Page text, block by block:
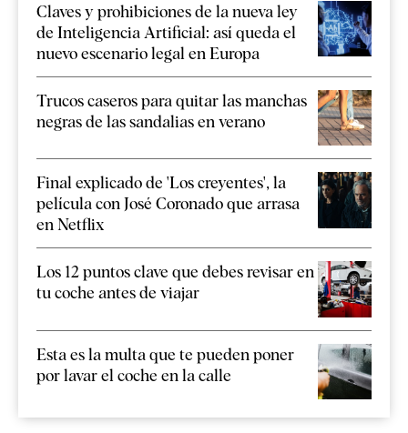
Claves y prohibiciones de la nueva ley
de Inteligencia Artificial: así queda el
nuevo escenario legal en Europa
Trucos caseros para quitar las manchas
negras de las sandalias en verano
Final explicado de 'Los creyentes', la
película con José Coronado que arrasa
en Netflix
Los 12 puntos clave que debes revisar en
tu coche antes de viajar
Esta es la multa que te pueden poner
por lavar el coche en la calle